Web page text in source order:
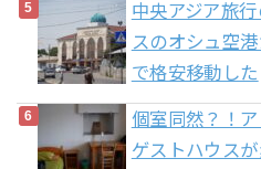
中央アジア旅
スのオシュ空
で格安移動した
個室同然？！
ゲストハウス